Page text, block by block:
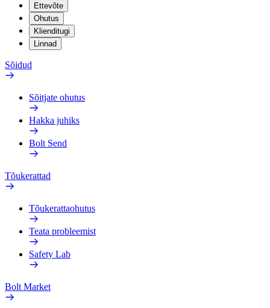
Ettevõte
Ohutus
Klienditugi
Linnad
Sõidud
Sõitjate ohutus
Hakka juhiks
Bolt Send
Tõukerattad
Tõukerattaohutus
Teata probleemist
Safety Lab
Bolt Market